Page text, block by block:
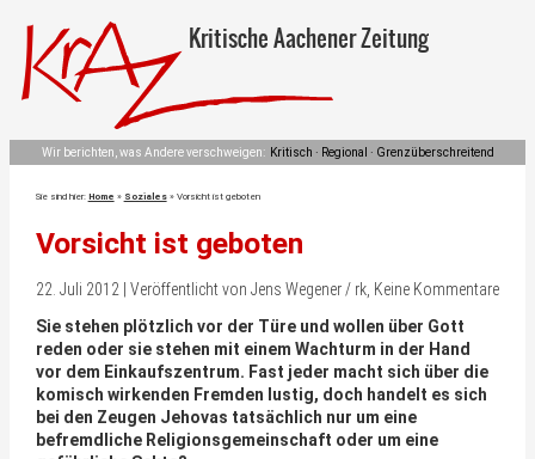
Kritische Aachener Zeitung
Wir berichten, was Andere verschweigen: Kritisch · Regional · Grenzüberschreitend
Sie sind hier: Home » Soziales» Vorsicht ist geboten
Vorsicht ist geboten
22. Juli 2012 | Veröffentlicht von Jens Wegener / rk, Keine Kommentare
Sie stehen plötzlich vor der Türe und wollen über Gott
reden oder sie stehen mit einem Wachturm in der Hand
vor dem Einkaufszentrum. Fast jeder macht sich über die
komisch wirkenden Fremden lustig, doch handelt es sich
bei den Zeugen Jehovas tatsächlich nur um eine
befremdliche Religionsgemeinschaft oder um eine